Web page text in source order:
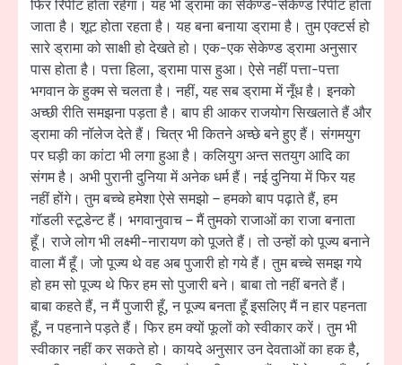
फिर रिपीट होता रहेगा। यह भी ड्रामा का सेकेण्ड-सेकेण्ड रिपीट होता
जाता है। शूट होता रहता है। यह बना बनाया ड्रामा है। तुम एक्टर्स हो
सारे ड्रामा को साक्षी हो देखते हो। एक-एक सेकेण्ड ड्रामा अनुसार
पास होता है। पत्ता हिला, ड्रामा पास हुआ। ऐसे नहीं पत्ता-पत्ता
भगवान के हुक्म से चलता है। नहीं, यह सब ड्रामा में नूँध है। इनको
अच्छी रीति समझना पड़ता है। बाप ही आकर राजयोग सिखलाते हैं और
ड्रामा की नॉलेज देते हैं। चित्र भी कितने अच्छे बने हुए हैं। संगमयुग
पर घड़ी का कांटा भी लगा हुआ है। कलियुग अन्त सतयुग आदि का
संगम है। अभी पुरानी दुनिया में अनेक धर्म हैं। नई दुनिया में फिर यह
नहीं होंगे। तुम बच्चे हमेशा ऐसे समझो – हमको बाप पढ़ाते हैं, हम
गॉडली स्टूडेन्ट हैं। भगवानुवाच – मैं तुमको राजाओं का राजा बनाता
हूँ। राजे लोग भी लक्ष्मी-नारायण को पूजते हैं। तो उन्हों को पूज्य बनाने
वाला मैं हूँ। जो पूज्य थे वह अब पुजारी हो गये हैं। तुम बच्चे समझ गये
हो हम सो पूज्य थे फिर हम सो पुजारी बने। बाबा तो नहीं बनते हैं।
बाबा कहते हैं, न मैं पुजारी हूँ, न पूज्य बनता हूँ इसलिए मैं न हार पहनता
हूँ, न पहनाने पड़ते हैं। फिर हम क्यों फूलों को स्वीकार करें। तुम भी
स्वीकार नहीं कर सकते हो। कायदे अनुसार उन देवताओं का हक है,